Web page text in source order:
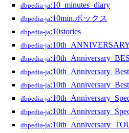
dbpedia-ja:10_minutes_diary
dbpedia-ja:10min.ボックス
dbpedia-ja:10stories
dbpedia-ja
dbpedia-ja
dbpedia-ja
dbpedia-ja
dbpedia-ja
dbpedia-ja
dbpedia-ja